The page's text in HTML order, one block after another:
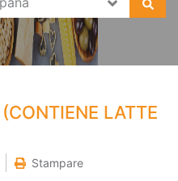
LATTE
Stampare